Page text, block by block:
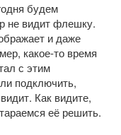
будем
не видит флешку.
и даже
какое-то время
с этим
подключить,
Как видите,
её решить.